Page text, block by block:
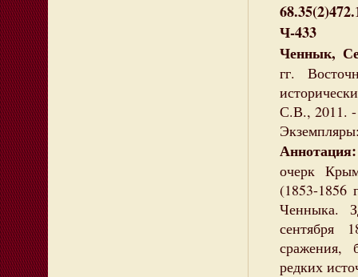
Ч-433
Ченнык,
гг.
С.В., 2011.
очерк
(1853-1856
Ченныка.
сентября
сражения,
редких